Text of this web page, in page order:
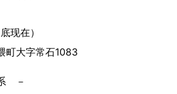
现在）
町大字常石1083
－